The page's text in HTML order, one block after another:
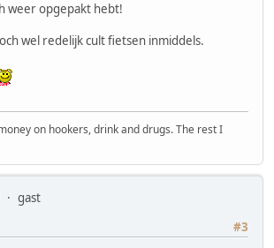
weer opgepakt hebt!
wel redelijk cult fietsen inmiddels.
on hookers, drink and drugs. The rest I
gast
#3